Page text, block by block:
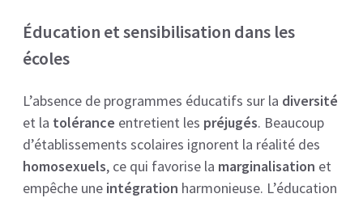
Éducation et sensibilisation dans les
écoles
L’absence de programmes éducatifs sur la diversité
et la tolérance entretient les préjugés. Beaucoup
d’établissements scolaires ignorent la réalité des
homosexuels, ce qui favorise la marginalisation et
empêche une intégration harmonieuse. L’éducation